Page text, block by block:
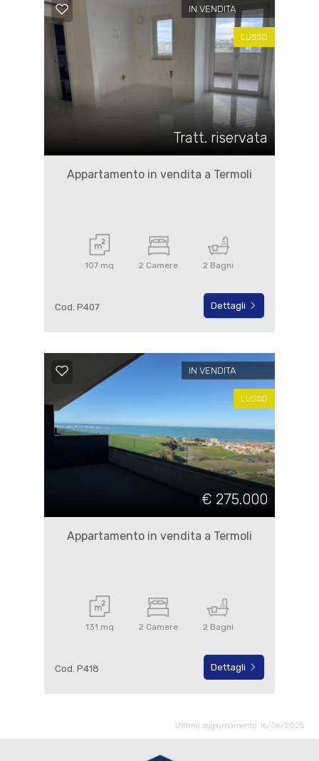
IN VENDITA
LUSSO
Tratt. riservata
Appartamento in vendita a Termoli
107 mq 2 Camere 2 Bagni
Cod. P407 Dettagli
IN VENDITA
LUSSO
€ 275.000
Appartamento in vendita a Termoli
131 mq 2 Camere 2 Bagni
Cod. P418 Dettagli
Ultimo aggiornamento 16/06/2025